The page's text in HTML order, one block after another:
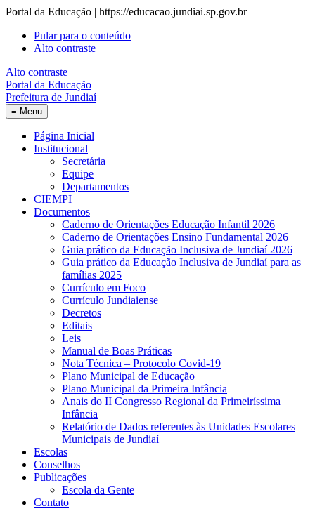
Portal da Educação | https://educacao.jundiai.sp.gov.br
Pular para o conteúdo
Alto contraste
Alto contraste
Portal da Educação
Prefeitura de Jundiaí
≡ Menu
Página Inicial
Institucional
Secretária
Equipe
Departamentos
CIEMPI
Documentos
Caderno de Orientações Educação Infantil 2026
Caderno de Orientações Ensino Fundamental 2026
Guia prático da Educação Inclusiva de Jundiaí 2026
Guia prático da Educação Inclusiva de Jundiaí para as
famílias 2025
Currículo em Foco
Currículo Jundiaiense
Decretos
Editais
Leis
Manual de Boas Práticas
Nota Técnica – Protocolo Covid-19
Plano Municipal de Educação
Plano Municipal da Primeira Infância
Anais do II Congresso Regional da Primeiríssima
Infância
Relatório de Dados referentes às Unidades Escolares
Municipais de Jundiaí
Escolas
Conselhos
Publicações
Escola da Gente
Contato